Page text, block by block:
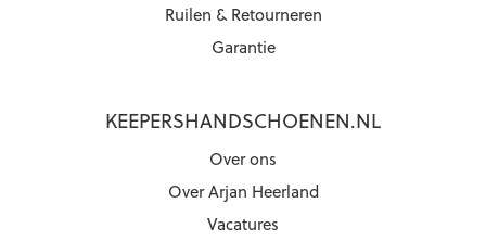
Ruilen & Retourneren
Garantie
KEEPERSHANDSCHOENEN.NL
Over ons
Over Arjan Heerland
Vacatures